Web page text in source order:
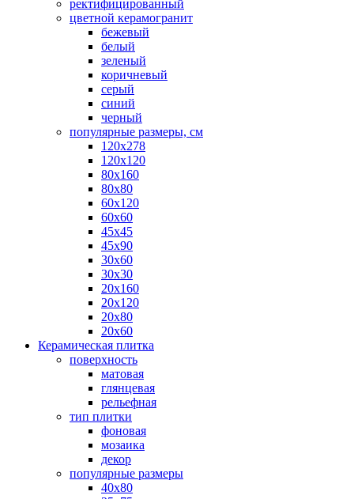
ректифицированный
цветной керамогранит
бежевый
белый
зеленый
коричневый
серый
синий
черный
популярные размеры, см
120х278
120х120
80х160
80х80
60х120
60х60
45х45
45х90
30х60
30х30
20х160
20х120
20х80
20х60
Керамическая плитка
поверхность
матовая
глянцевая
рельефная
тип плитки
фоновая
мозаика
декор
популярные размеры
40х80